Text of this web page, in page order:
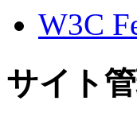
W3C
サイト